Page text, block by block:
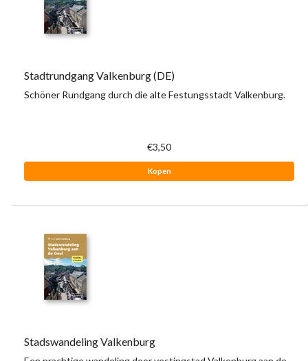
Stadtrundgang Valkenburg (DE)
Schöner Rundgang durch die alte Festungsstadt Valkenburg.
€3,50
Kopen
Stadswandeling Valkenburg